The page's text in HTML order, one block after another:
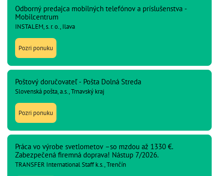
Odborný predajca mobilných telefónov a príslušenstva -
Mobilcentrum
INSTALEM, s. r. o., Ilava
Pozri ponuku
Poštový doručovateľ - Pošta Dolná Streda
Slovenská pošta, a.s., Trnavský kraj
Pozri ponuku
Práca vo výrobe svetlometov –so mzdou až 1330 €.
Zabezpečená firemná doprava! Nástup 7/2026.
TRANSFER International Staff k.s., Trenčín